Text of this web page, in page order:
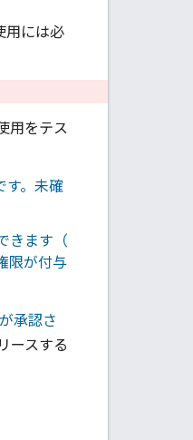
用には必
用をテス
す。未確
きます（
限が付与
承認さ
ースする